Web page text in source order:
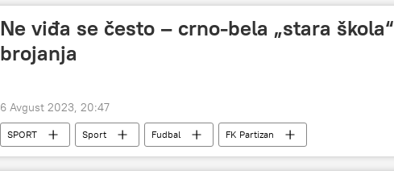
Ne viđa se često – crno-bela „stara škola“
brojanja
6 Avgust 2023, 20:47
SPORT Sport Fudbal FK Partizan